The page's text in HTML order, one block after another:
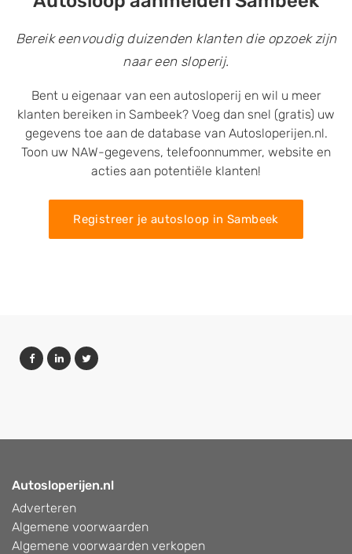
Bereik eenvoudig duizenden klanten die opzoek zijn
naar een sloperij.
Bent u eigenaar van een autosloperij en wil u meer
klanten bereiken in Sambeek? Voeg dan snel (gratis) uw
gegevens toe aan de database van Autosloperijen.nl.
Toon uw NAW-gegevens, telefoonnummer, website en
acties aan potentiële klanten!
Registreer je autosloop in Sambeek
Autosloperijen.nl
Adverteren
Algemene voorwaarden
Algemene voorwaarden verkopen